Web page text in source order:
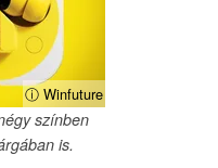
ⓘ Winfuture
színben
is.